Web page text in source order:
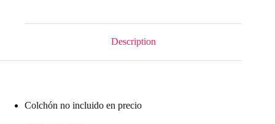
Description
Colchón no incluido en precio